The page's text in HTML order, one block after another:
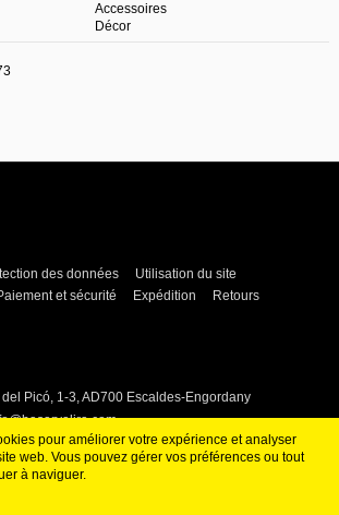
Accessoires
Décor
des données
Utilisation du site
et sécurité Expédition
Retours
Picó, 1-3, AD700 Escaldes-Engordany
pour améliorer votre expérience et analyser
web. Vous pouvez gérer vos préférences ou tout
à naviguer.